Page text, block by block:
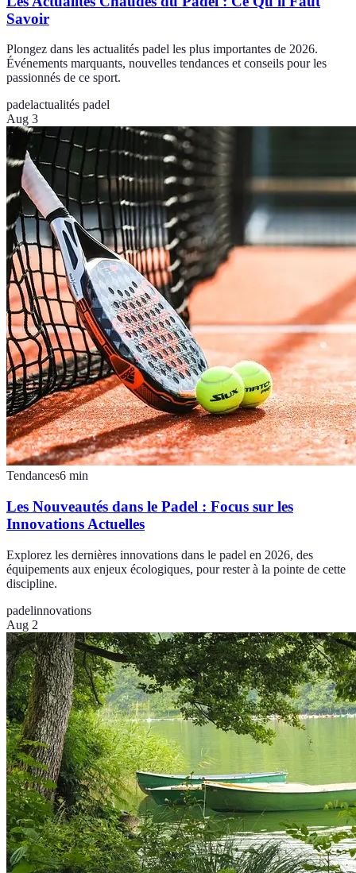
Savoir
Plongez dans les actualités padel les plus importantes de 2026.
Événements marquants, nouvelles tendances et conseils pour les
passionnés de ce sport.
padelactualités padel
Aug 3
Tendances6 min
Les Nouveautés dans le Padel : Focus sur les
Innovations Actuelles
Explorez les dernières innovations dans le padel en 2026, des
équipements aux enjeux écologiques, pour rester à la pointe de cette
discipline.
padelinnovations
Aug 2